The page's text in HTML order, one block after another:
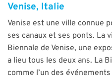
Venise, Italie
Venise est une ville connue
ses canaux et ses ponts. La
Biennale de Venise, une
a lieu tous les deux ans. La
comme l’un des